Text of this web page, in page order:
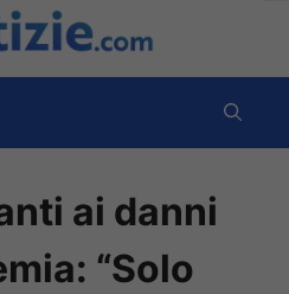
ai danni
“Solo